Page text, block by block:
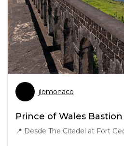
jlomonaco
Prince of Wales Bastion
📍 Desde The Citadel at Fort